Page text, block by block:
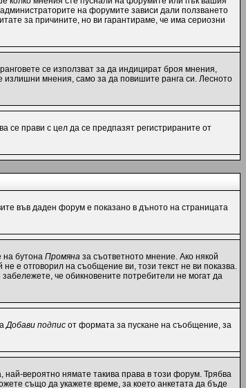
на форумите зависи дали ползването
за причините, но ви гарантираме, че има сериозни
се използват за да индицират броя мнения,
излишни мнения, само за да повишите ранга си. Лесното
се прави с цел да се предпазят регистрираните от
във даден форум е показано в дъното на страницата
на бутона Промяна за съответното мнение. Ако някой
е отговорил на съобщение ви, този текст не ви показва.
че обикновените потребители не могат да
Добави подпис от формата за пускане на съобщение, за
вероятно нямате такива права в този форум. Трябва
също да укажете време, за което анкетата да бъде